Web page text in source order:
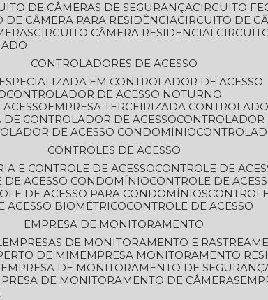
DE CÂMERAS DE SEGURANÇA
CIRCUITO
DE CÂMERA PARA RESIDÊNCIA
CIRCUITO DE
CIRCUITO CÂMERA RESIDENCIAL
CONTROLADORES DE ACESSO
ESPECIALIZADA EM CONTROLADOR DE ACESSO
CONTROLADOR DE ACESSO NOTURNO
EMPRESA TERCEIRIZADA
DE CONTROLADOR DE ACESSO
DE ACESSO CONDOMÍNIO
CONTROLES DE ACESSO
E CONTROLE DE ACESSO
CONTROLE DE
DE ACESSO CONDOMÍNIO
CONTROLE DE
DE ACESSO PARA CONDOMÍNIOS
ACESSO BIOMÉTRICO
CONTROLE DE ACESSO
EMPRESA DE MONITORAMENTO
EMPRESAS DE MONITORAMENTO E
DE MIM
EMPRESA MONITORAMENTO
EMPRESA DE MONITORAMENTO DE
DE MONITORAMENTO DE CÂMERAS